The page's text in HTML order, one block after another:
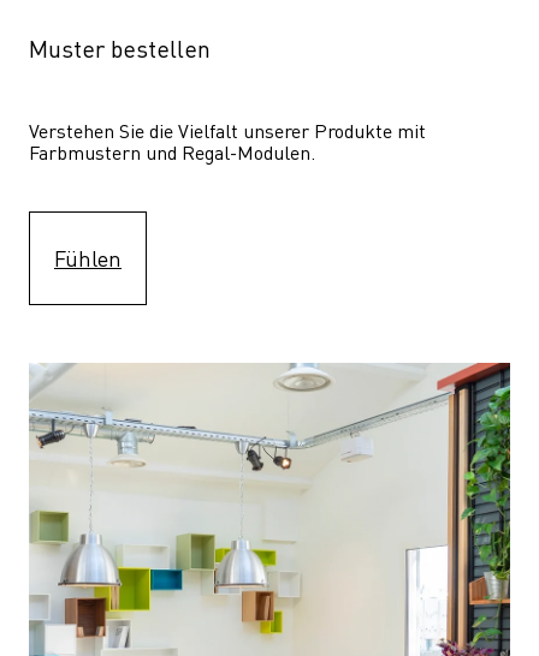
Muster bestellen
Verstehen Sie die Vielfalt unserer Produkte mit
Farbmustern und Regal-Modulen.
Fühlen